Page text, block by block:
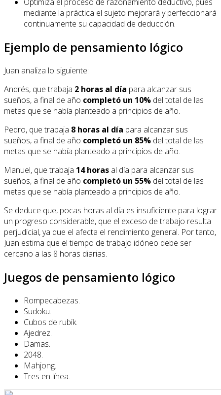
mediante la práctica el sujeto mejorará y perfeccionará
continuamente su capacidad de deducción.
Ejemplo de pensamiento lógico
Juan analiza lo siguiente:
Andrés, que trabaja 2 horas al día para alcanzar sus
sueños, a final de año completó un 10% del total de las
metas que se había planteado a principios de año.
Pedro, que trabaja 8 horas al día para alcanzar sus
sueños, a final de año completó un 85% del total de las
metas que se había planteado a principios de año.
Manuel, que trabaja 14 horas al día para alcanzar sus
sueños, a final de año completó un 55% del total de las
metas que se había planteado a principios de año.
Se deduce que, pocas horas al día es insuficiente para lograr
un progreso considerable, que el exceso de trabajo resulta
perjudicial, ya que el afecta el rendimiento general. Por tanto,
Juan estima que el tiempo de trabajo idóneo debe ser
cercano a las 8 horas diarias.
Juegos de pensamiento lógico
Rompecabezas.
Sudoku.
Cubos de rubik.
Ajedrez.
Damas.
2048.
Mahjong.
Tres en línea.